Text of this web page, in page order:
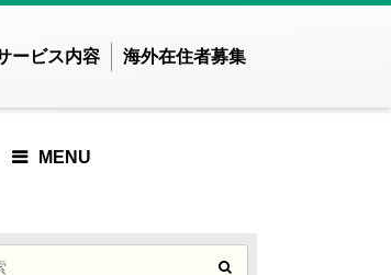
ービス内容 海外在住者募集
ARTICLE
ARTICLE
ARTICLE
MENU